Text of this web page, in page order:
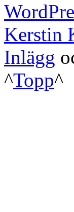
Kerstin
Inlägg
^Topp^